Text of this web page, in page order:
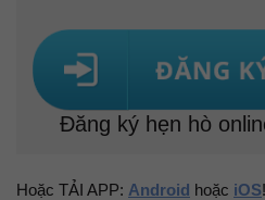
Đăng ký hẹn hò
Hoặc TẢI APP: Android hoặc iOS!